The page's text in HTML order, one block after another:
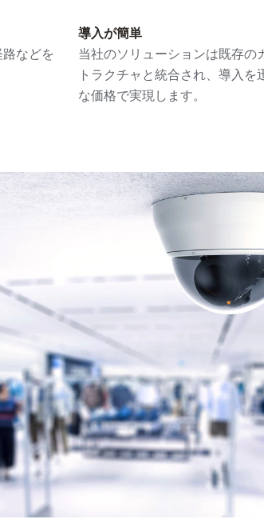
などを
導入が簡単
当社のソリューションは既存の
トラクチャと統合され、導入を
な価格で実現します。